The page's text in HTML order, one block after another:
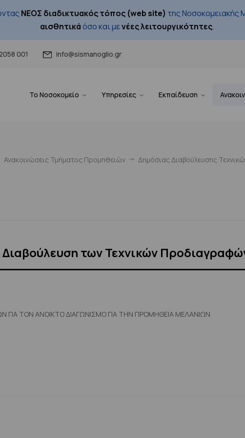
ΝΕΟΣ διαδικτυακός τόπος (web site) της Νοσοκομειακής
αισθητικάόσο και μενέες λειτουργικότητες.
001 info@sismanoglio.gr
Το Νοσοκομείο Υπηρεσίες Εκπαίδευση
Ανακοινώσεις Τμήματος Προμηθειών Δημόσιας Διαβούλευσης
των Τεχνικών
ΤΟΝ ΑΝΟΙΚΤΟ ΔΙΑΓΩΝΙΣΜΟ ΓΙΑ ΤΗΝ ΠΡΟΜΗΘΕΙΑ ΜΕΛΑΝΙΩΝ